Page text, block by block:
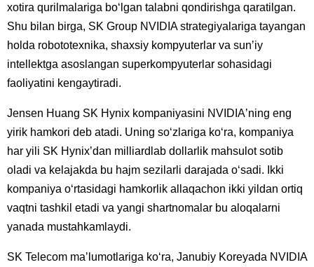
xotira qurilmalariga boʻlgan talabni qondirishga qaratilgan.
Shu bilan birga, SK Group NVIDIA strategiyalariga tayangan
holda robototexnika, shaxsiy kompyuterlar va sunʼiy
intellektga asoslangan superkompyuterlar sohasidagi
faoliyatini kengaytiradi.
Jensen Huang SK Hynix kompaniyasini NVIDIAʼning eng
yirik hamkori deb atadi. Uning soʻzlariga koʻra, kompaniya
har yili SK Hynixʼdan milliardlab dollarlik mahsulot sotib
oladi va kelajakda bu hajm sezilarli darajada oʻsadi. Ikki
kompaniya oʻrtasidagi hamkorlik allaqachon ikki yildan ortiq
vaqtni tashkil etadi va yangi shartnomalar bu aloqalarni
yanada mustahkamlaydi.
SK Telecom maʼlumotlariga koʻra, Janubiy Koreyada NVIDIA